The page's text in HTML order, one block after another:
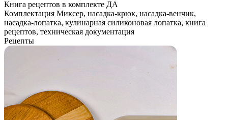
Книга рецептов в комплекте ДА
Комплектация Миксер, насадка-крюк, насадка-венчик,
насадка-лопатка, кулинарная силиконовая лопатка, книга
рецептов, техническая документация
Рецепты